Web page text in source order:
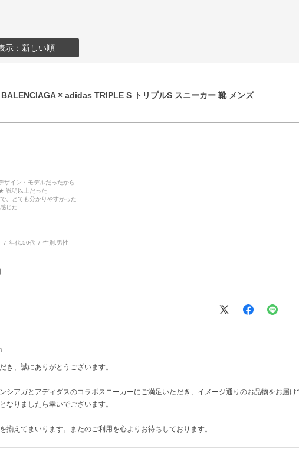
示：新しい順
× adidas TRIPLE S トリプルS スニーカー 靴 メンズ
ザイン・モデルだったから
明以上だった
とても分かりやすかった
じた
年代:50代 性別:男性
き、誠にありがとうございます。
シアガとアディダスのコラボスニーカーにご満足いただき、イメージ通りのお品物をお届
なりましたら幸いでございます。
揃えてまいります。またのご利用を心よりお待ちしております。